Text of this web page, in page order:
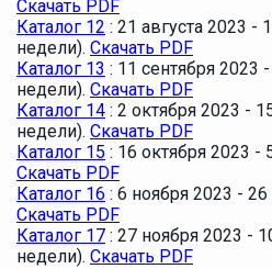
Скачать PDF
Каталог 12 : 21 августа 2023 -
недели). Скачать PDF
Каталог 13 : 11 сентября 2023
недели). Скачать PDF
Каталог 14 : 2 октября 2023 -
недели). Скачать PDF
Каталог 15 : 16 октября 2023 -
Скачать PDF
Каталог 16 : 6 ноября 2023 -
Скачать PDF
Каталог 17 : 27 ноября 2023 -
недели). Скачать PDF